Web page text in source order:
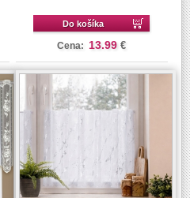
Do košíka
Cena: 13.99 €